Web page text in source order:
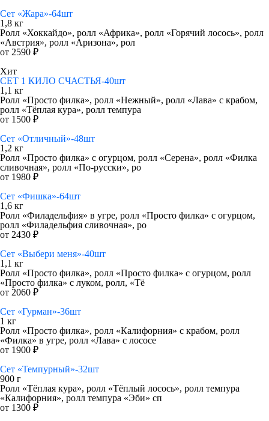
Сет «Жара»-64шт
1,8 кг
Ролл «Хоккайдо», ролл «Африка», ролл «Горячий лосось», ролл
«Австрия», ролл «Аризона», рол
от 2590 ₽
Хит
СЕТ 1 КИЛО СЧАСТЬЯ-40шт
1,1 кг
Ролл «Просто филка», ролл «Нежный», ролл «Лава» с крабом,
ролл «Тёплая кура», ролл темпура
от 1500 ₽
Сет «Отличный»-48шт
1,2 кг
Ролл «Просто филка» с огурцом, ролл «Серена», ролл «Филка
сливочная», ролл «По-русски», ро
от 1980 ₽
Сет «Фишка»-64шт
1,6 кг
Ролл «Филадельфия» в угре, ролл «Просто филка» с огурцом,
ролл «Филадельфия сливочная», ро
от 2430 ₽
Сет «Выбери меня»-40шт
1,1 кг
Ролл «Просто филка», ролл «Просто филка» с огурцом, ролл
«Просто филка» с луком, ролл, «Тё
от 2060 ₽
Сет «Гурман»-36шт
1 кг
Ролл «Просто филка», ролл «Калифорния» с крабом, ролл
«Филка» в угре, ролл «Лава» с лососе
от 1900 ₽
Сет «Темпурный»-32шт
900 г
Ролл «Тёплая кура», ролл «Тёплый лосось», ролл темпура
«Калифорния», ролл темпура «Эби» сп
от 1300 ₽